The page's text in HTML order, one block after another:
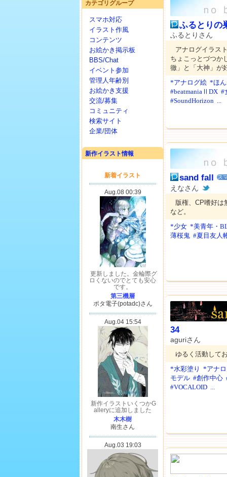
カテゴリグループ
スマホ対応
イラスト作風
コンテンツ
お絵かき掲示板
BBS/Chat
イベント参加
管理人年齢別
お絵かき支援
交流/募集
コミュニティ
検索サイト
企業/団体
新作イラスト情報
ふるとりの
ふるとりさん
アナログイラス
ちょこっとづつか
徹」と「大神」が
*アナログ絵 *ほ
#beatmaniaⅡDX #
#SoundHorizon ...
sand fall ス
えなさん
版権、CP嗜好
など。
*少女 *美青年・
薄桜鬼 #夏目友人
34
aguriさん
ゆるく活動して
*水彩塗り *アナ
モデル #創作中心
#VOCALOID ...